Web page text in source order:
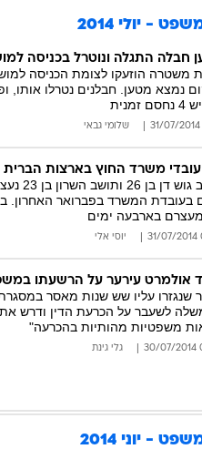
- יולי 2014
חבלה התגלה ונוטרל בכניסה
משטרה הוזעקו לצומת הכניסה
נמצא מטען. חבלנים נטרלו אותו,
שלומי גבאי
עובדי משרד החוץ בארצות הברית
תושב
בעובדת המשרד בפברואר האחרון.
בארבעה ימים
יוסי אלי
אולמרט עירער על הרשעתו
שנגזרו עליו שש שנות מאסר
לשעבר על הכרעת הדין ודרש את
משפטיות מהותיות בהכרעה"
גלי גינת
- יוני 2014